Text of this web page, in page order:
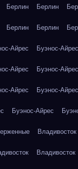
Берлин Берлин
Берлин Берлин
Айрес Буэнос-Айрес
Айрес Буэнос-Айрес
Айрес Буэнос-Айрес
Буэнос-Айрес
Владивосток
Владивосток